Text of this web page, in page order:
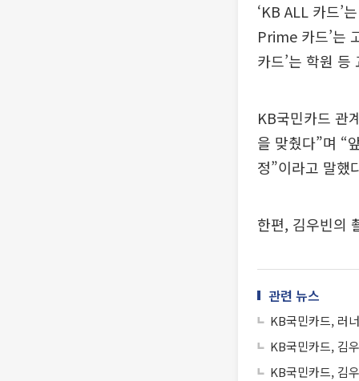
‘KB ALL 카드’
Prime 카드’는
카드’는 학원
KB국민카드 관
을 맞췄다”며 “
정”이라고 말했
한편, 김우빈의
관련 뉴스
KB국민카드, 러
KB국민카드, 김
KB국민카드, 김